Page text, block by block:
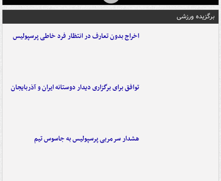
برگزیده ورزشی
اخراج بدون تعارف در انتظار فرد خاطی پرسپولیس
توافق برای برگزاری دیدار دوستانه ایران و آذربایجان
هشدار سرمربی پرسپولیس به جاسوس تیم